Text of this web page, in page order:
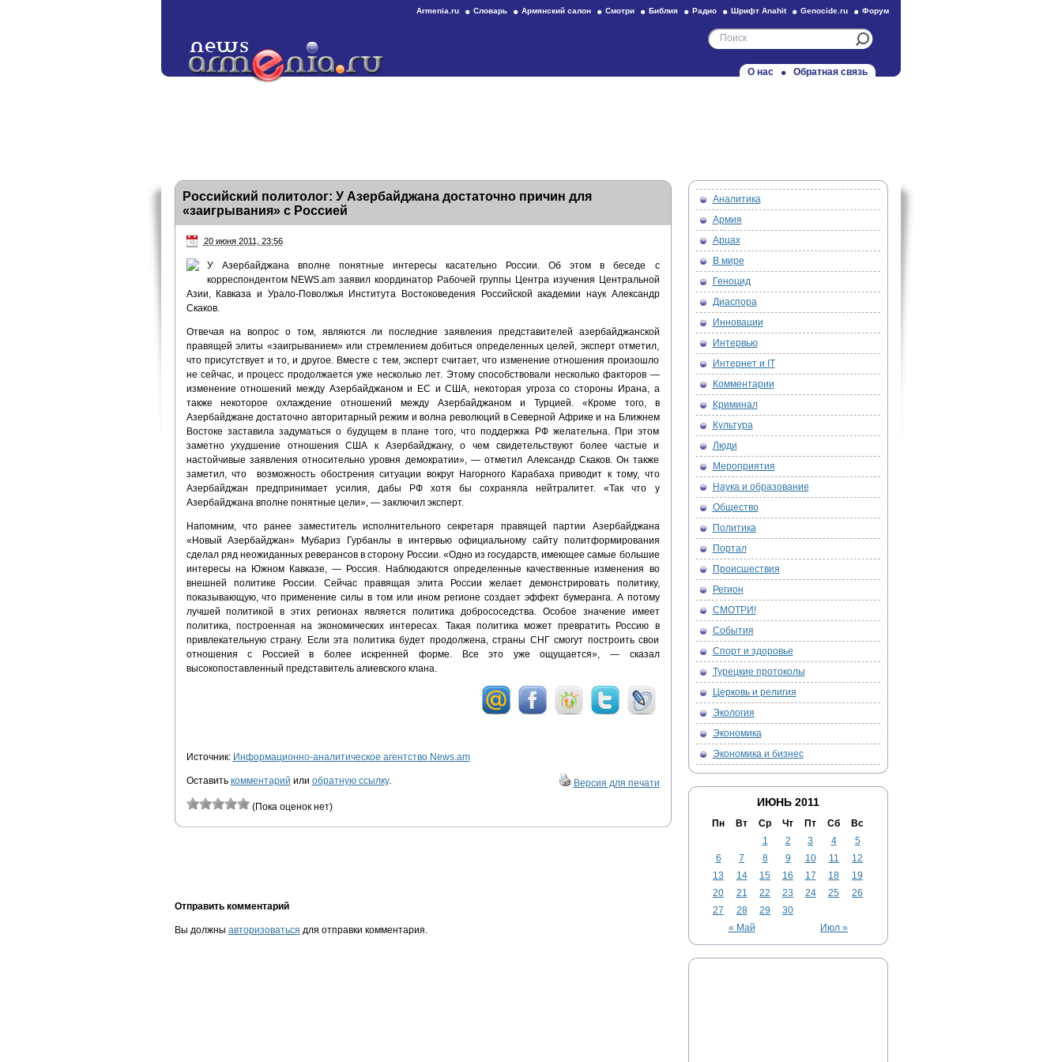
Armenia.ru Словарь Армянский салон Смотри Библия Радио Шрифт Anahit Genocide.ru Форум
О нас Обратная связь
Российский политолог: У Азербайджана достаточно причин для
«заигрывания» с Россией
20 июня 2011, 23:56
У Азербайджана вполне понятные интересы касательно России. Об этом в беседе с
корреспондентом NEWS.am заявил координатор Рабочей группы Центра изучения Центральной
Азии, Кавказа и Урало-Поволжья Института Востоковедения Российской академии наук Александр
Скаков.
Отвечая на вопрос о том, являются ли последние заявления представителей азербайджанской
правящей элиты «заигрыванием» или стремлением добиться определенных целей, эксперт отметил,
что присутствует и то, и другое. Вместе с тем, эксперт считает, что изменение отношения произошло
не сейчас, и процесс продолжается уже несколько лет. Этому способствовали несколько факторов —
изменение отношений между Азербайджаном и ЕС и США, некоторая угроза со стороны Ирана, а
также некоторое охлаждение отношений между Азербайджаном и Турцией. «Кроме того, в
Азербайджане достаточно авторитарный режим и волна революций в Северной Африке и на Ближнем
Востоке заставила задуматься о будущем в плане того, что поддержка РФ желательна. При этом
заметно ухудшение отношения США к Азербайджану, о чем свидетельствуют более частые и
настойчивые заявления относительно уровня демократии», — отметил Александр Скаков. Он также
заметил, что возможность обострения ситуации вокруг Нагорного Карабаха приводит к тому, что
Азербайджан предпринимает усилия, дабы РФ хотя бы сохраняла нейтралитет. «Так что у
Азербайджана вполне понятные цели», — заключил эксперт.
Напомним, что ранее заместитель исполнительного секретаря правящей партии Азербайджана
«Новый Азербайджан» Мубариз Гурбанлы в интервью официальному сайту политформирования
сделал ряд неожиданных реверансов в сторону России. «Одно из государств, имеющее самые большие
интересы на Южном Кавказе, — Россия. Наблюдаются определенные качественные изменения во
внешней политике России. Сейчас правящая элита России желает демонстрировать политику,
показывающую, что применение силы в том или ином регионе создает эффект бумеранга. А потому
лучшей политикой в этих регионах является политика добрососедства. Особое значение имеет
политика, построенная на экономических интересах. Такая политика может превратить Россию в
привлекательную страну. Если эта политика будет продолжена, страны СНГ смогут построить свои
отношения с Россией в более искренней форме. Все это уже ощущается», — сказал
высокопоставленный представитель алиевского клана.
Источник: Информационно-аналитическое агентство News.am
Оставить комментарий или обратную ссылку. Версия для печати
(Пока оценок нет)
Отправить комментарий
Вы должны авторизоваться для отправки комментария.
Аналитика
Армия
Арцах
В мире
Геноцид
Диаспора
Инновации
Интервью
Интернет и IT
Комментарии
Криминал
Культура
Люди
Мероприятия
Наука и образование
Общество
Политика
Портал
Происшествия
Регион
СМОТРИ!
События
Спорт и здоровье
Турецкие протоколы
Церковь и религия
Экология
Экономика
Экономика и бизнес
ИЮНЬ 2011
Пн Вт Ср Чт Пт Сб Вс
« Май Июл »
1 2 3 4
5
6
7 8 9 10 11
12
13
14 15 16 17 18
19
20
21 22 23 24 25
26
27
28 29 30